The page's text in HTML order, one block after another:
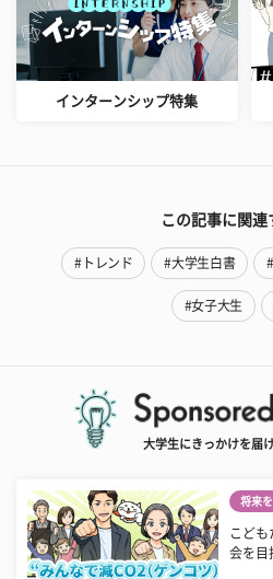
インターンシップ特集
この記事に関連
#トレンド #大学生白書
#女子大生
大学生にきっかけを届
将来
こども
会を目